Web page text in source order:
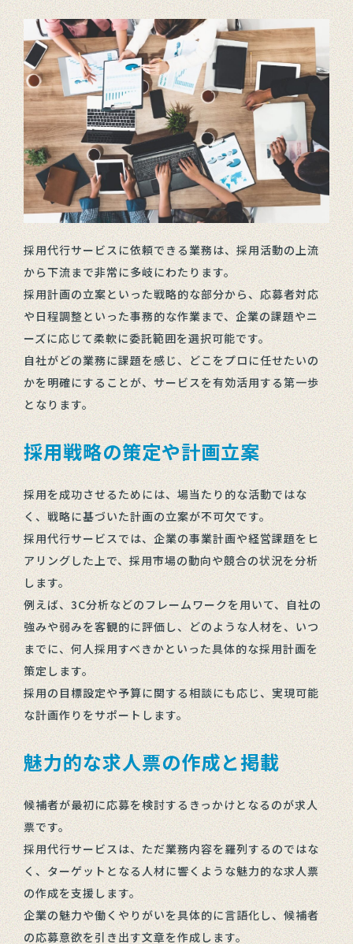
採用代行サービスに依頼できる業務は、採用活動の上流
から下流まで非常に多岐にわたります。
採用計画の立案といった戦略的な部分から、応募者対応
や日程調整といった事務的な作業まで、企業の課題やニ
ーズに応じて柔軟に委託範囲を選択可能です。
自社がどの業務に課題を感じ、どこをプロに任せたいの
かを明確にすることが、サービスを有効活用する第一歩
となります。
採用戦略の策定や計画立案
採用を成功させるためには、場当たり的な活動ではな
く、戦略に基づいた計画の立案が不可欠です。
採用代行サービスでは、企業の事業計画や経営課題をヒ
アリングした上で、採用市場の動向や競合の状況を分析
します。
例えば、3C分析などのフレームワークを用いて、自社の
強みや弱みを客観的に評価し、どのような人材を、いつ
までに、何人採用すべきかといった具体的な採用計画を
策定します。
採用の目標設定や予算に関する相談にも応じ、実現可能
な計画作りをサポートします。
魅力的な求人票の作成と掲載
候補者が最初に応募を検討するきっかけとなるのが求人
票です。
採用代行サービスは、ただ業務内容を羅列するのではな
く、ターゲットとなる人材に響くような魅力的な求人票
の作成を支援します。
企業の魅力や働くやりがいを具体的に言語化し、候補者
の応募意欲を引き出す文章を作成します。